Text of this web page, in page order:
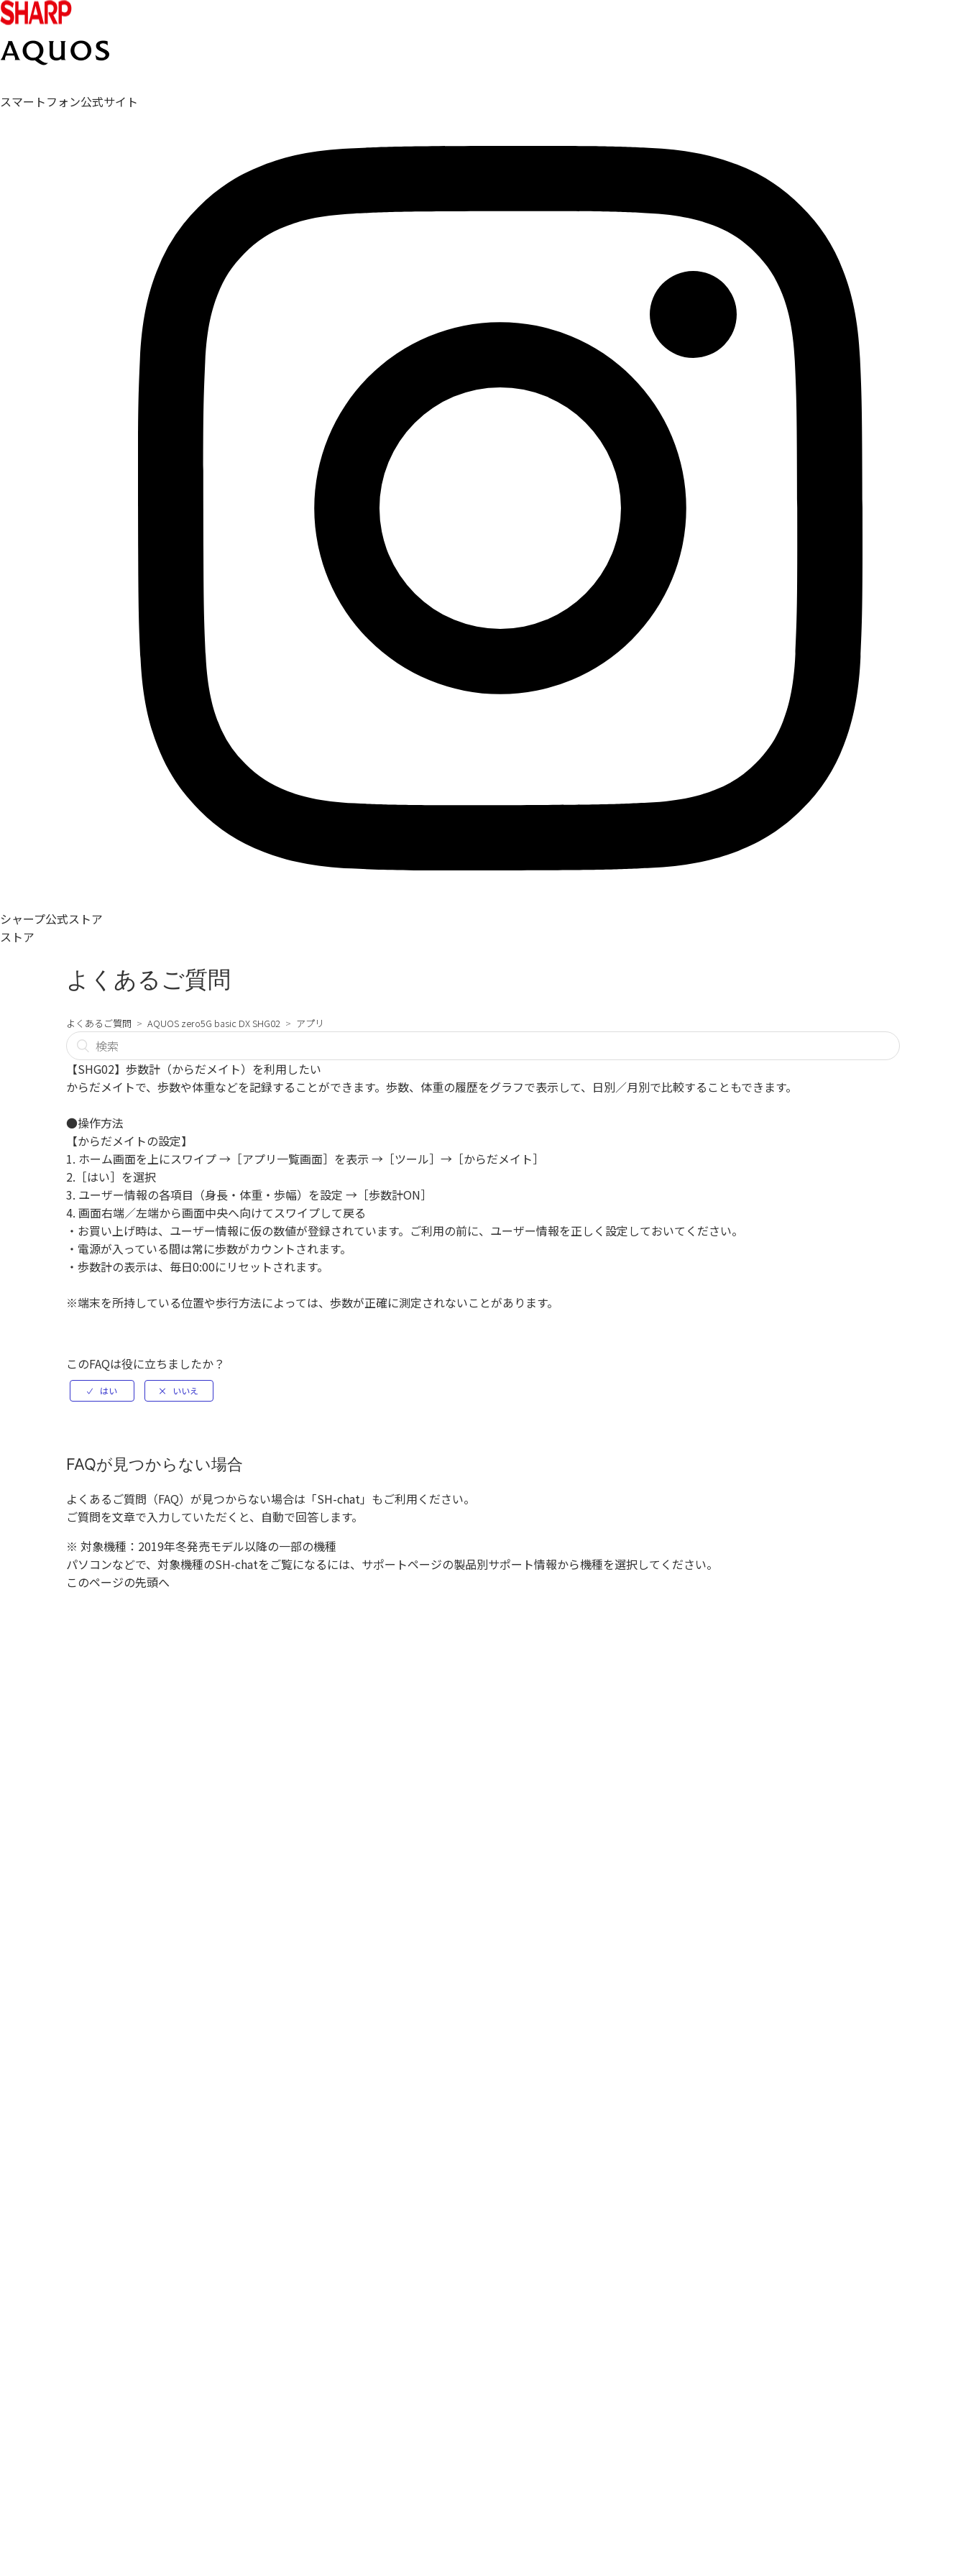
スマートフォン公式サイト
シャープ公式ストア
ストア
よくあるご質問
よくあるご質問 AQUOS zero5G basic DX SHG02 アプリ
【SHG02】歩数計（からだメイト）を利用したい
からだメイトで、歩数や体重などを記録することができます。歩数、体重の履歴をグラフで表示して、日別／月別で比較することもできます。
●操作方法
【からだメイトの設定】
1. ホーム画面を上にスワイプ →［アプリ一覧画面］を表示 →［ツール］→［からだメイト］
2.［はい］を選択
3. ユーザー情報の各項目（身長・体重・歩幅）を設定 →［歩数計ON］
4. 画面右端／左端から画面中央へ向けてスワイプして戻る
・お買い上げ時は、ユーザー情報に仮の数値が登録されています。ご利用の前に、ユーザー情報を正しく設定しておいてください。
・電源が入っている間は常に歩数がカウントされます。
・歩数計の表示は、毎日0:00にリセットされます。
※端末を所持している位置や歩行方法によっては、歩数が正確に測定されないことがあります。
このFAQは役に立ちましたか？
FAQが見つからない場合
よくあるご質問（FAQ）が見つからない場合は「SH-chat」もご利用ください。
ご質問を文章で入力していただくと、自動で回答します。
※ 対象機種：2019年冬発売モデル以降の一部の機種
パソコンなどで、対象機種のSH-chatをご覧になるには、サポートページの製品別サポート情報から機種を選択してください。
このページの先頭へ